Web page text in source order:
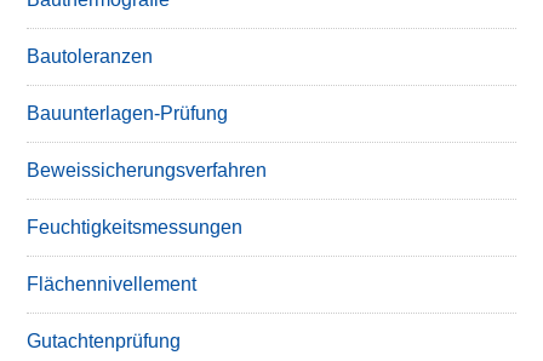
Bautoleranzen
Bauunterlagen-Prüfung
Beweissicherungsverfahren
Feuchtigkeitsmessungen
Flächennivellement
Gutachtenprüfung